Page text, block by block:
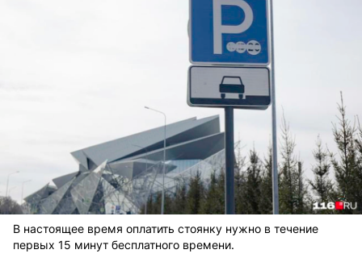
В настоящее время оплатить стоянку нужно в течение
первых 15 минут бесплатного времени.